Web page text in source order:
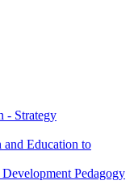
- Strategy
and Education to
Pedagogy